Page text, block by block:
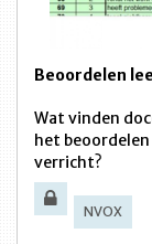
Beoordelen
Wat vinden
het
verricht?
NVOX